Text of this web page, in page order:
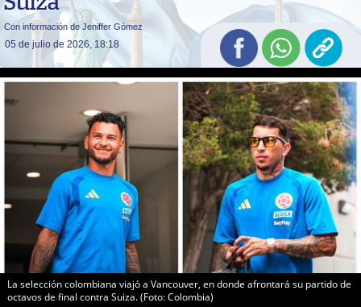
Con información de Jeniffer Gómez
05 de julio de 2026, 18:18
La selección colombiana viajó a Vancouver, en donde afrontará su partido de
octavos de final contra Suiza. (Foto: Colombia)